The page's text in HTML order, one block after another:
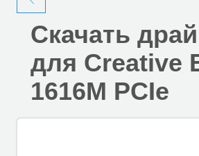
Скачать
для Creative
1616M PCIe